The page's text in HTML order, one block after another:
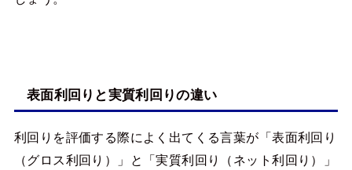
表面利回りと実質利回りの違い
利回りを評価する際によく出てくる言葉が「表面利回り
（グロス利回り）」と「実質利回り（ネット利回り）」